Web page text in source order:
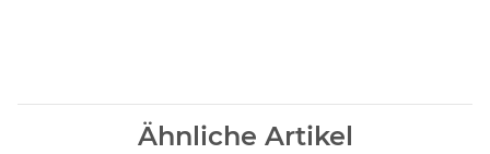
Ähnliche Artikel